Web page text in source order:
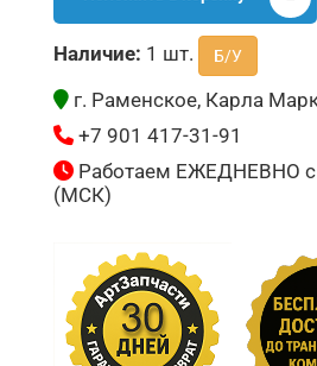
Наличие: 1 шт. Б/У
г. Раменское, Карла
+7 901 417-31-91
Работаем ЕЖЕДНЕВНО с
(МСК)